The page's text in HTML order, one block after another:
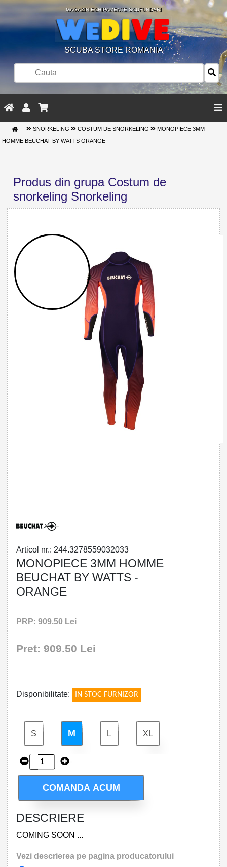
MAGAZIN ECHIPAMENTE SCUFUNDARI
SCUBA STORE ROMANIA
SNORKELING COSTUM DE SNORKELING MONOPIECE 3MM
HOMME BEUCHAT BY WATTS ORANGE
Produs din grupa Costum de
snorkeling Snorkeling
Articol nr.: 244.3278559032033
MONOPIECE 3MM HOMME
BEUCHAT BY WATTS -
ORANGE
PRP: 909.50 Lei
Pret: 909.50 Lei
Disponibilitate: IN STOC FURNIZOR
S M L XL
COMANDA ACUM
DESCRIERE
COMING SOON ...
Vezi descrierea pe pagina producatorului